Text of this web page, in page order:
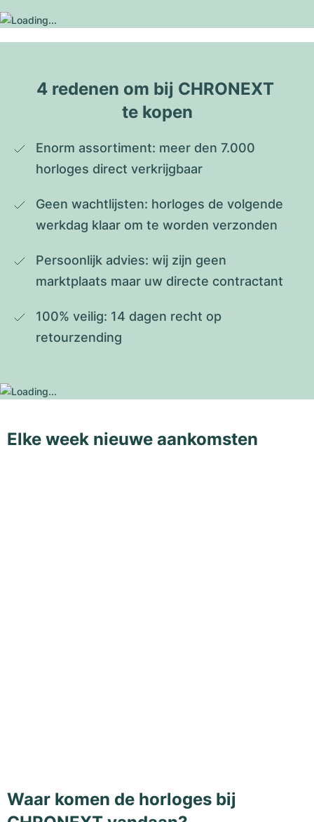
4 redenen om bij CHRONEXT
te kopen
Enorm assortiment: meer den 7.000
horloges direct verkrijgbaar
Geen wachtlijsten: horloges de volgende
werkdag klaar om te worden verzonden
Persoonlijk advies: wij zijn geen
marktplaats maar uw directe contractant
100% veilig: 14 dagen recht op
retourzending
Elke week nieuwe aankomsten
Waar komen de horloges bij